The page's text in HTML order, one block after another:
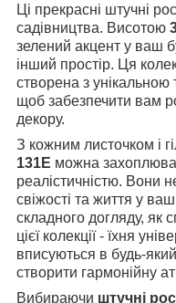
Ці прекрасні штучні
садівництва. Висотою
зелений акцент у ваш
інший простір. Ця
створена з унікальною
щоб забезпечити вам
декору.
З кожним листочком і
131E можна
реалістичністю. Вони
свіжості та життя у
складного догляду, як
цієї колекції - їхня
вписуються в будь-
створити гармонійну
Вибираючи штучні